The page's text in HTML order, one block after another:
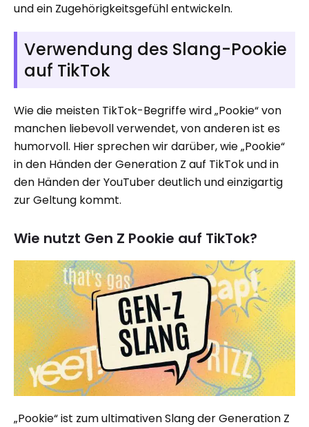
und ein Zugehörigkeitsgefühl entwickeln.
Verwendung des Slang-Pookie
auf TikTok
Wie die meisten TikTok-Begriffe wird „Pookie“ von
manchen liebevoll verwendet, von anderen ist es
humorvoll. Hier sprechen wir darüber, wie „Pookie“
in den Händen der Generation Z auf TikTok und in
den Händen der YouTuber deutlich und einzigartig
zur Geltung kommt.
Wie nutzt Gen Z Pookie auf TikTok?
„Pookie“ ist zum ultimativen Slang der Generation Z